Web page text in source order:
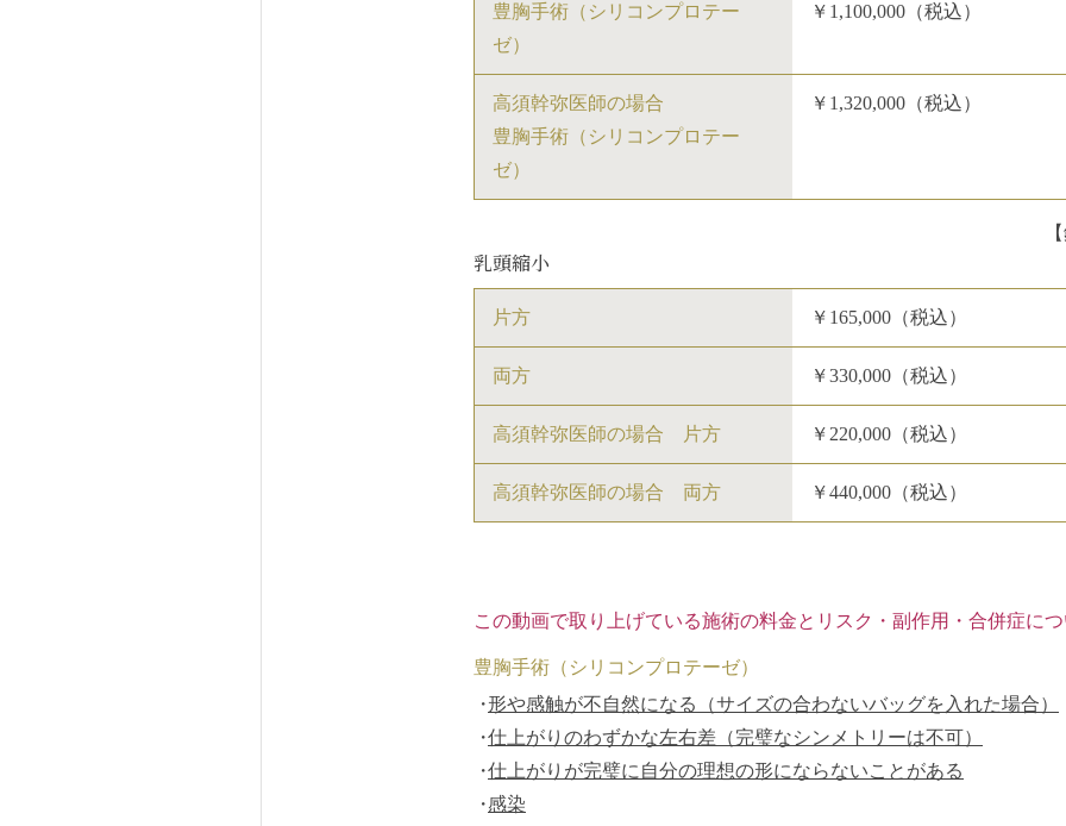
豊胸手術（シリコンプロテー
ゼ）
￥1,100,000（税込）
高須幹弥医師の場合
豊胸手術（シリコンプロテー
ゼ）
￥1,320,000（税込）
乳頭縮小
片方 ￥165,000（税込）
両方 ￥330,000（税込）
高須幹弥医師の場合 片方 ￥220,000（税込）
高須幹弥医師の場合 両方 ￥440,000（税込）
この動画で取り上げている施術の料金とリスク・副作用・合併症に
豊胸手術（シリコンプロテーゼ）
形や感触が不自然になる（サイズの合わないバッグを入れた場合）
仕上がりのわずかな左右差（完璧なシンメトリーは不可）
仕上がりが完璧に自分の理想の形にならないことがある
感染